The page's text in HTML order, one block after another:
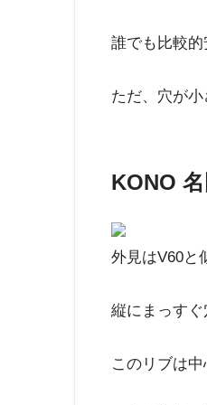
誰でも比較的
ただ、穴が
KONO
外見はV60と
縦にまっすぐ
このリブは